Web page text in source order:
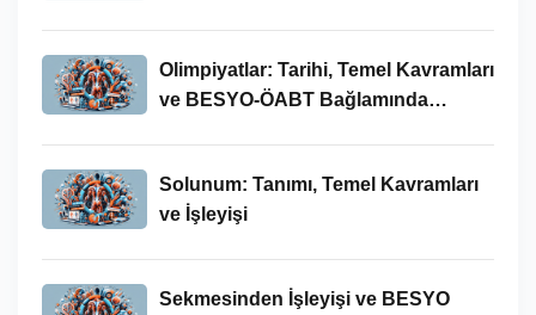
Olimpiyatlar: Tarihi, Temel Kavramları
ve BESYO-ÖABT Bağlamında
Solunum: Tanımı, Temel Kavramları
ve İşleyişi
Sekmesinden İşleyişi ve BESYO